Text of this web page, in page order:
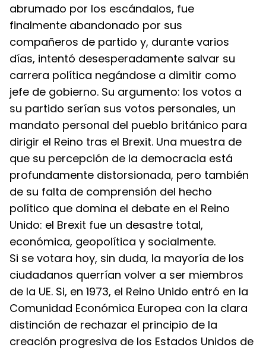
abrumado por los escándalos, fue
finalmente abandonado por sus
compañeros de partido y, durante varios
días, intentó desesperadamente salvar su
carrera política negándose a dimitir como
jefe de gobierno. Su argumento: los votos a
su partido serían sus votos personales, un
mandato personal del pueblo británico para
dirigir el Reino tras el Brexit. Una muestra de
que su percepción de la democracia está
profundamente distorsionada, pero también
de su falta de comprensión del hecho
político que domina el debate en el Reino
Unido: el Brexit fue un desastre total,
económica, geopolítica y socialmente.
Si se votara hoy, sin duda, la mayoría de los
ciudadanos querrían volver a ser miembros
de la UE. Si, en 1973, el Reino Unido entró en la
Comunidad Económica Europea con la clara
distinción de rechazar el principio de la
creación progresiva de los Estados Unidos de